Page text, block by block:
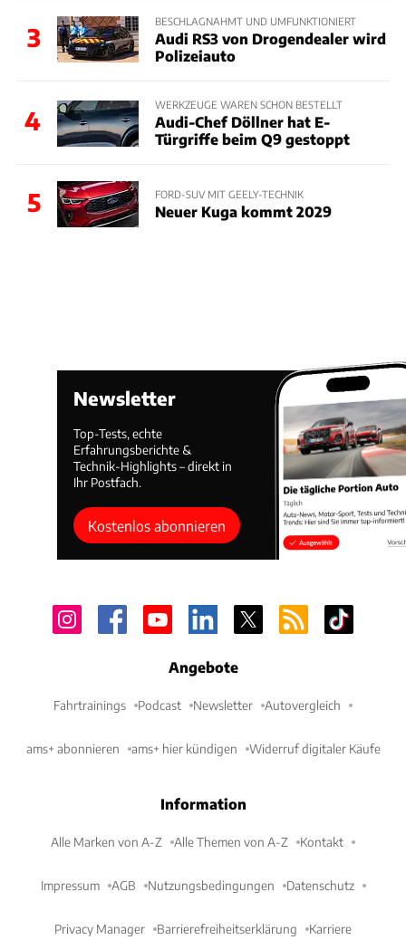
3
BESCHLAGNAHMT UND UMFUNKTIONIERT
Audi RS3 von Drogendealer wird
Polizeiauto
4
WERKZEUGE WAREN SCHON BESTELLT
Audi-Chef Döllner hat E-
Türgriffe beim Q9 gestoppt
5 FORD-SUV MIT GEELY-TECHNIK
Neuer Kuga kommt 2029
Newsletter
Top-Tests, echte
Erfahrungsberichte &
Technik-Highlights – direkt in
Ihr Postfach.
Kostenlos abonnieren
Angebote
Fahrtrainings Podcast Newsletter Autovergleich
ams+ abonnieren ams+ hier kündigen Widerruf digitaler Käufe
Information
Alle Marken von A-Z Alle Themen von A-Z Kontakt
Impressum AGB Nutzungsbedingungen Datenschutz
Privacy Manager Barrierefreiheitserklärung Karriere